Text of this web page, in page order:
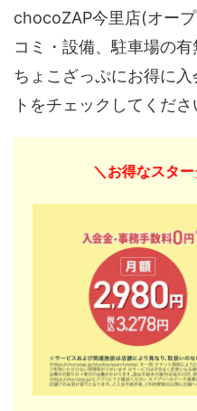
chocoZAP今里店(オー
コミ・設備、駐車場の有
ちょこざっぷにお得に
トをチェックしてくだ
＼お得なスタ